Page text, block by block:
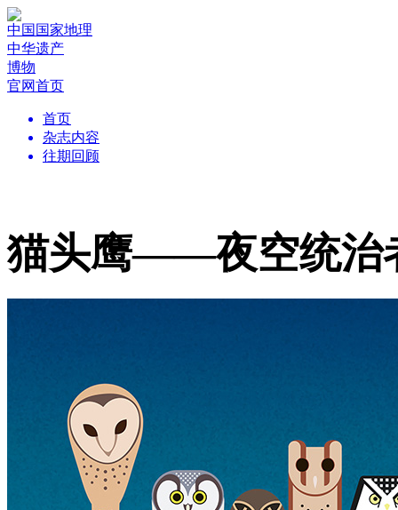
中国国家地理
中华遗产
博物
官网首页
首页
杂志内容
往期回顾
猫头鹰——夜空统治